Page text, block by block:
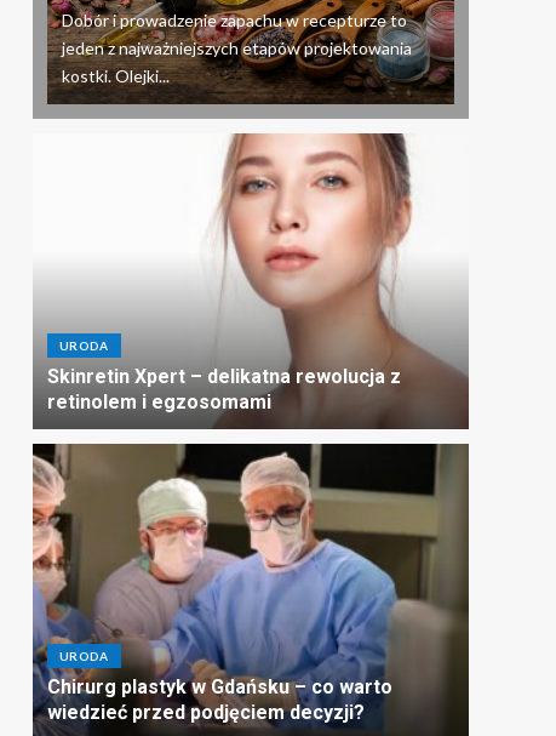
Dobór i prowadzenie zapachu w recepturze to
jeden z najważniejszych etapów projektowania
kostki. Olejki...
URODA
Skinretin Xpert – delikatna rewolucja z
retinolem i egzosomami
URODA
Chirurg plastyk w Gdańsku – co warto
wiedzieć przed podjęciem decyzji?